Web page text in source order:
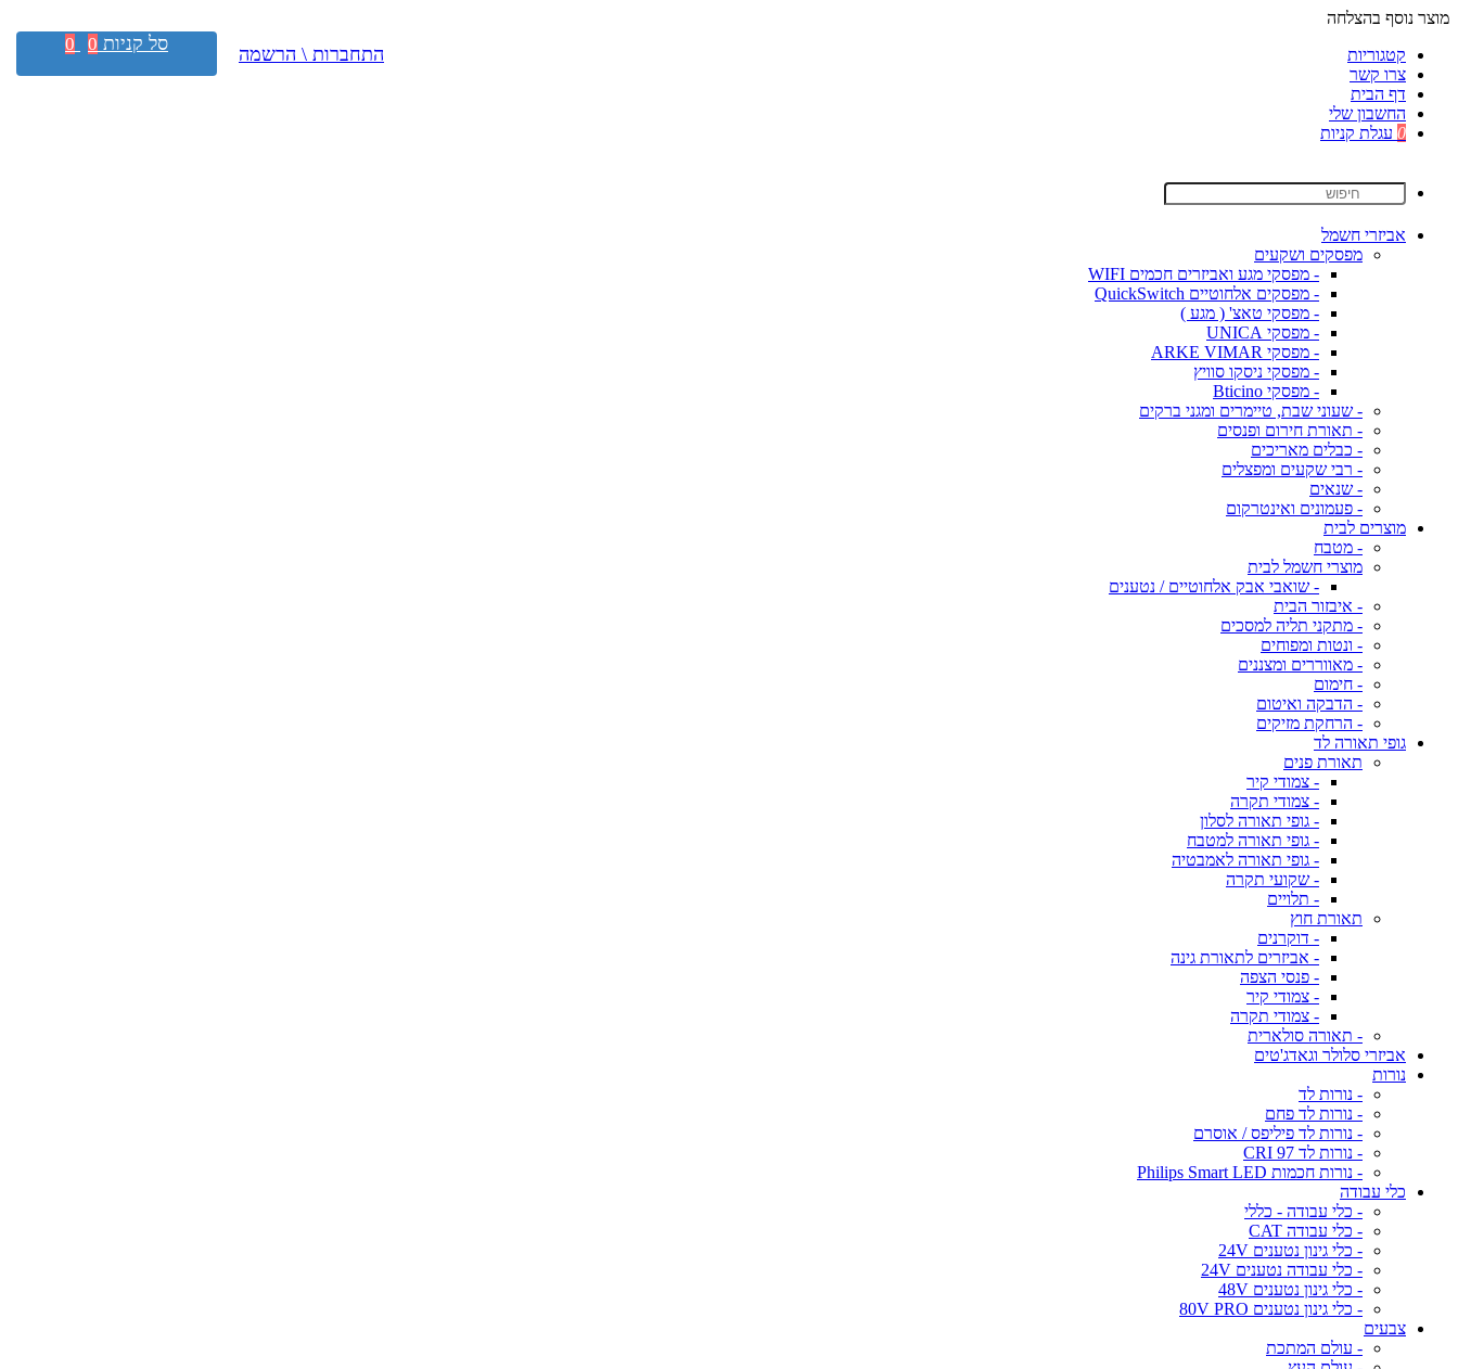
מוצר נוסף בהצלחה
קטגוריות
צרו קשר
דף הבית
החשבון שלי
0 עגלת קניות
אביזרי חשמל
מפסקים ושקעים
- מפסקי מגע ואביזרים חכמים WIFI
- מפסקים אלחוטיים QuickSwitch
- מפסקי טאצ' ( מגע )
- מפסקי UNICA
- מפסקי ARKE VIMAR
- מפסקי ניסקו סוויץ
- מפסקי Bticino
- שעוני שבת, טיימרים ומגני ברקים
- תאורת חירום ופנסים
- כבלים מאריכים
- רבי שקעים ומפצלים
- שנאים
- פעמונים ואינטרקום
מוצרים לבית
- מטבח
מוצרי חשמל לבית
- שואבי אבק אלחוטיים / נטענים
- איבזור הבית
- מתקני תליה למסכים
- ונטות ומפוחים
- מאווררים ומצננים
- חימום
- הדבקה ואיטום
- הרחקת מזיקים
גופי תאורה לד
תאורת פנים
- צמודי קיר
- צמודי תקרה
- גופי תאורה לסלון
- גופי תאורה למטבח
- גופי תאורה לאמבטיה
- שקועי תקרה
- תלויים
תאורת חוץ
- דוקרנים
- אביזרים לתאורת גינה
- פנסי הצפה
- צמודי קיר
- צמודי תקרה
- תאורה סולארית
אביזרי סלולר וגאדג'טים
נורות
- נורות לד
- נורות לד פחם
- נורות לד פיליפס / אוסרם
- נורות לד CRI 97
- נורות חכמות Philips Smart LED
כלי עבודה
- כלי עבודה - כללי
- כלי עבודה CAT
- כלי גינון נטענים 24V
- כלי עבודה נטענים 24V
- כלי גינון נטענים 48V
- כלי גינון נטענים 80V PRO
צבעים
- עולם המתכת
התחברות \ הרשמה סל קניות 0
0